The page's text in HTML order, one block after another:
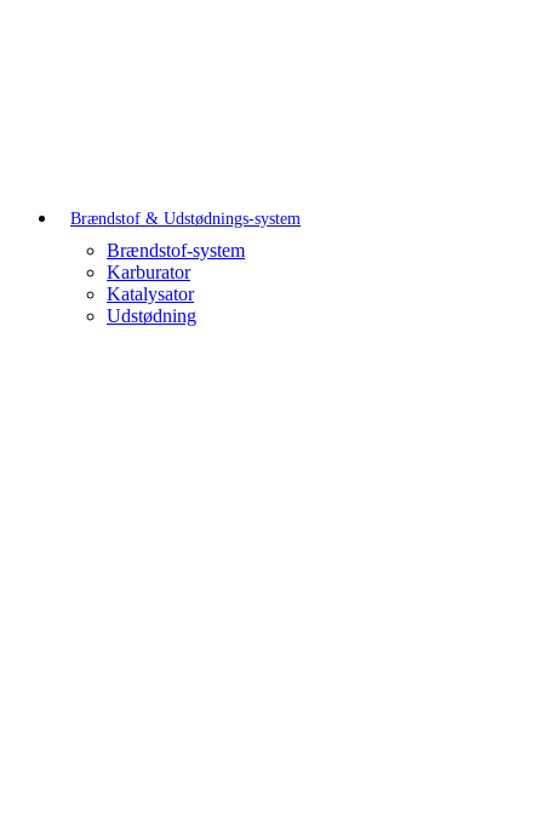
Brændstof & Udstødnings-system
Brændstof-system
Karburator
Katalysator
Udstødning